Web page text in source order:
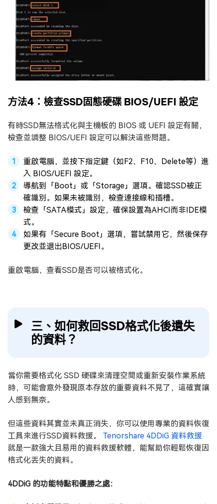
方法4：檢查SSD固態硬碟 BIOS/UEFI 設定
有時SSD無法格式化與主機板的 BIOS 或 UEFI 設定有關，
檢查並調整 BIOS/UEFI 設定可以解決這些問題。
重啟電腦，並按下指定鍵（如F2、F10、Delete等）進
入 BIOS/UEFI 設定。
導航到「Boot」或「Storage」選項。確認SSD被正
確識別。如果未被識別，檢查連接線和插槽。
檢查「SATA模式」設定，確保設置為AHCI而非IDE模
式。
如果有「Secure Boot」選項，嘗試禁用它，然後保存
更改並退出BIOS/UEFI。
重啟電腦，查看SSD是否可以被格式化。
三、如何救回SSD格式化後遺失
的資料？
當你需要格式化 SSD 硬碟來清理空間或重新安裝作業系統
時，可能會意外發現原本存放的重要資料不見了，這確實讓
人感到無奈。
但這些資料其實並未真正消失，你可以使用專業的資料恢復
工具來進行SSD資料救援。 Tenorshare 4DDiG 資料救援
就是一款強大且易用的資料救援軟體，能幫助你輕鬆恢復因
格式化丟失的資料。
4DDiG 的功能特點和優勝之處：